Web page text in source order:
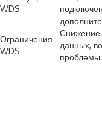
WDS
Ограничения
WDS
Снижение
данных,
проблемы